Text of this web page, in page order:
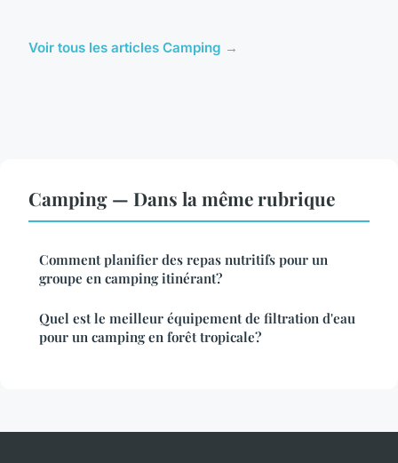
Voir tous les articles Camping →
Camping — Dans la même rubrique
Comment planifier des repas nutritifs pour un
groupe en camping itinérant?
Quel est le meilleur équipement de filtration d'eau
pour un camping en forêt tropicale?